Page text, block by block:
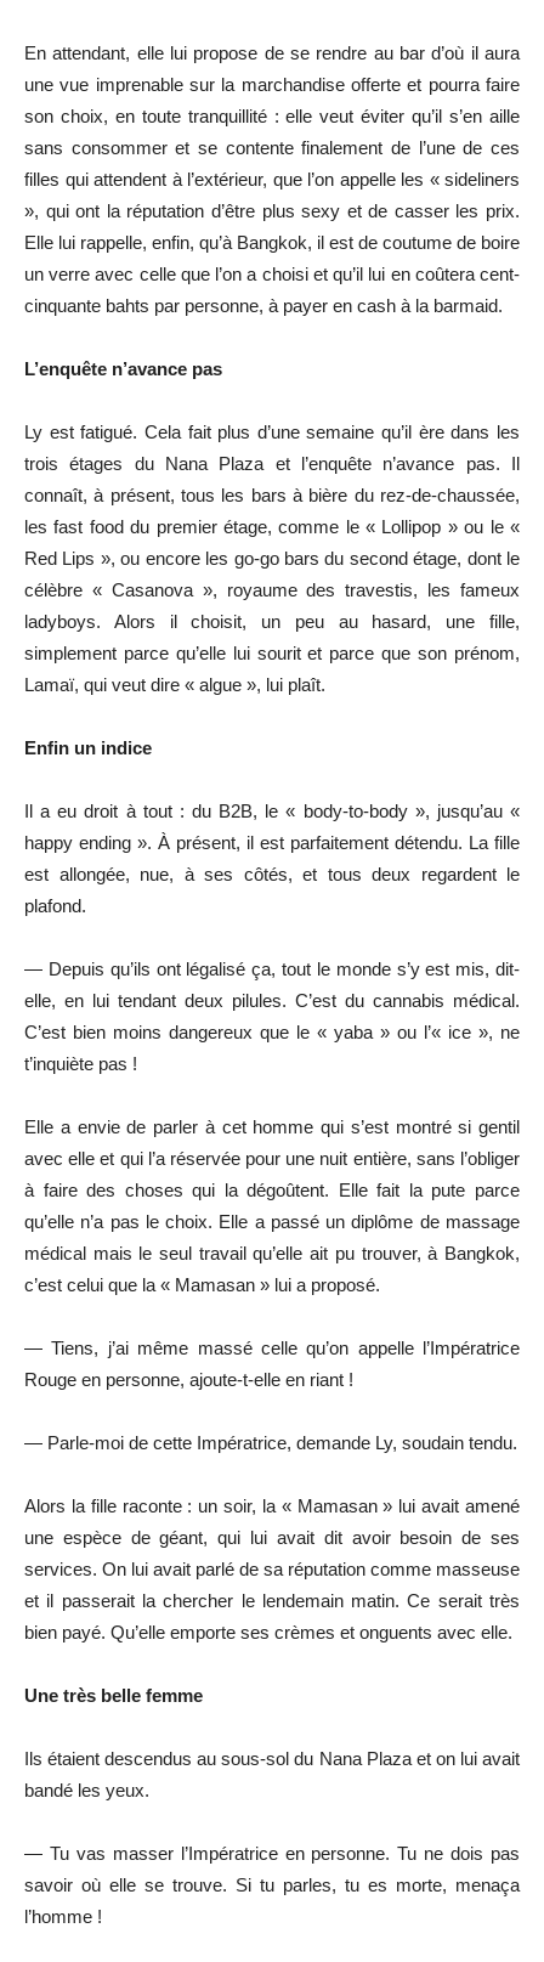
En attendant, elle lui propose de se rendre au bar d’où il aura
une vue imprenable sur la marchandise offerte et pourra faire
son choix, en toute tranquillité : elle veut éviter qu’il s’en aille
sans consommer et se contente finalement de l’une de ces
filles qui attendent à l’extérieur, que l’on appelle les « sideliners
», qui ont la réputation d’être plus sexy et de casser les prix.
Elle lui rappelle, enfin, qu’à Bangkok, il est de coutume de boire
un verre avec celle que l’on a choisi et qu’il lui en coûtera cent-
cinquante bahts par personne, à payer en cash à la barmaid.
L’enquête n’avance pas
Ly est fatigué. Cela fait plus d’une semaine qu’il ère dans les
trois étages du Nana Plaza et l’enquête n’avance pas. Il
connaît, à présent, tous les bars à bière du rez-de-chaussée,
les fast food du premier étage, comme le « Lollipop » ou le «
Red Lips », ou encore les go-go bars du second étage, dont le
célèbre « Casanova », royaume des travestis, les fameux
ladyboys. Alors il choisit, un peu au hasard, une fille,
simplement parce qu’elle lui sourit et parce que son prénom,
Lamaï, qui veut dire « algue », lui plaît.
Enfin un indice
Il a eu droit à tout : du B2B, le « body-to-body », jusqu’au «
happy ending ». À présent, il est parfaitement détendu. La fille
est allongée, nue, à ses côtés, et tous deux regardent le
plafond.
— Depuis qu’ils ont légalisé ça, tout le monde s’y est mis, dit-
elle, en lui tendant deux pilules. C’est du cannabis médical.
C’est bien moins dangereux que le « yaba » ou l’« ice », ne
t’inquiète pas !
Elle a envie de parler à cet homme qui s’est montré si gentil
avec elle et qui l’a réservée pour une nuit entière, sans l’obliger
à faire des choses qui la dégoûtent. Elle fait la pute parce
qu’elle n’a pas le choix. Elle a passé un diplôme de massage
médical mais le seul travail qu’elle ait pu trouver, à Bangkok,
c’est celui que la « Mamasan » lui a proposé.
— Tiens, j’ai même massé celle qu’on appelle l’Impératrice
Rouge en personne, ajoute-t-elle en riant !
— Parle-moi de cette Impératrice, demande Ly, soudain tendu.
Alors la fille raconte : un soir, la « Mamasan » lui avait amené
une espèce de géant, qui lui avait dit avoir besoin de ses
services. On lui avait parlé de sa réputation comme masseuse
et il passerait la chercher le lendemain matin. Ce serait très
bien payé. Qu’elle emporte ses crèmes et onguents avec elle.
Une très belle femme
Ils étaient descendus au sous-sol du Nana Plaza et on lui avait
bandé les yeux.
— Tu vas masser l’Impératrice en personne. Tu ne dois pas
savoir où elle se trouve. Si tu parles, tu es morte, menaça
l’homme !